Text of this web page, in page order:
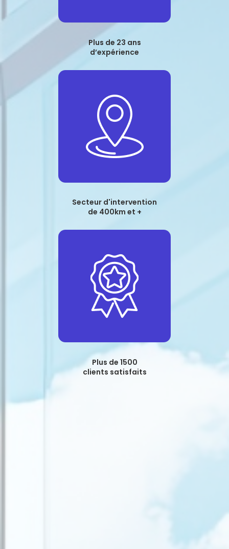
Plus de 23 ans
d’expérience
Secteur d'intervention
de 400km et +
Plus de 1500
clients satisfaits